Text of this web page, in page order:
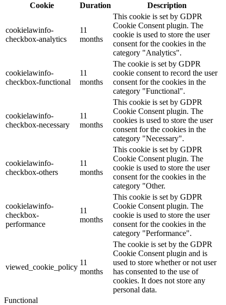
Cookie
Duration Description
cookielawinfo-
checkbox-analytics
11
months
This cookie is set by GDPR
Cookie Consent plugin. The
cookie is used to store the user
consent for the cookies in the
category "Analytics".
cookielawinfo-
checkbox-functional
11
months
The cookie is set by GDPR
cookie consent to record the user
consent for the cookies in the
category "Functional".
cookielawinfo-
checkbox-necessary
11
months
This cookie is set by GDPR
Cookie Consent plugin. The
cookies is used to store the user
consent for the cookies in the
category "Necessary".
cookielawinfo-
checkbox-others
11
months
This cookie is set by GDPR
Cookie Consent plugin. The
cookie is used to store the user
consent for the cookies in the
category "Other.
cookielawinfo-
checkbox-
performance
11
months
This cookie is set by GDPR
Cookie Consent plugin. The
cookie is used to store the user
consent for the cookies in the
category "Performance".
viewed_cookie_policy
11
months
The cookie is set by the GDPR
Cookie Consent plugin and is
used to store whether or not user
has consented to the use of
cookies. It does not store any
personal data.
Functional